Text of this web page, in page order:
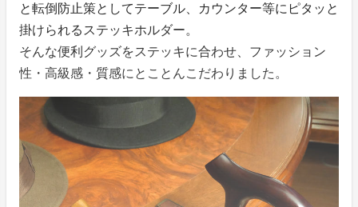
と転倒防止策としてテーブル、カウンター等にピタッと
掛けられるステッキホルダー。
そんな便利グッズをステッキに合わせ、ファッション
性・高級感・質感にとことんこだわりました。